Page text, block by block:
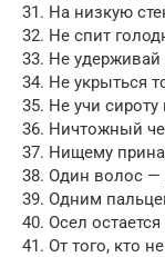
31. На низкую
32. Не спит
33. Не удерживай
34. Не укрыться
35. Не учи сироту
36. Ничтожный
37. Нищему
38. Один волос —
39. Одним
40. Осел
41. От того, кто